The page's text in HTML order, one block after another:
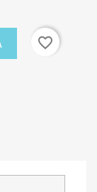
favorite_border